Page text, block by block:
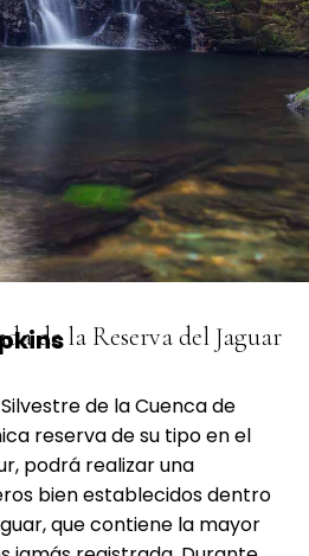
de la Reserva del Jaguar
de la Cuenca de
reserva de su tipo en el
podrá realizar una
bien establecidos dentro
que contiene la mayor